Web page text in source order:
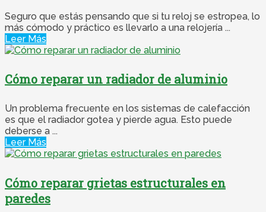
Seguro que estás pensando que si tu reloj se estropea, lo
más cómodo y práctico es llevarlo a una relojería ...
Leer Más
Cómo reparar un radiador de aluminio
Un problema frecuente en los sistemas de calefacción
es que el radiador gotea y pierde agua. Esto puede
deberse a ...
Leer Más
Cómo reparar grietas estructurales en
paredes